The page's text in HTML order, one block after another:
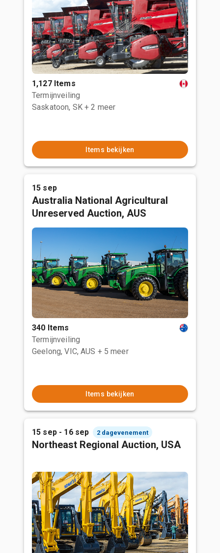
1,127 Items
Termijnveiling
Saskatoon, SK + 2 meer
Items bekijken
15 sep
Australia National Agricultural
Unreserved Auction, AUS
340 Items
Termijnveiling
Geelong, VIC, AUS + 5 meer
Items bekijken
15 sep - 16 sep 2 dagevenement
Northeast Regional Auction, USA